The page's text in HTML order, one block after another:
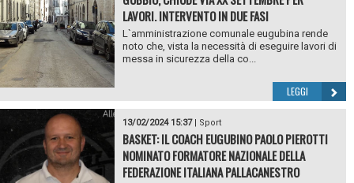
LAVORI. INTERVENTO IN DUE FASI
L`amministrazione comunale eugubina rende
noto che, vista la necessità di eseguire lavori di
messa in sicurezza della co...
LEGGI
13/02/2024 15:37| Sport
BASKET: IL COACH EUGUBINO PAOLO PIEROTTI
NOMINATO FORMATORE NAZIONALE DELLA
FEDERAZIONE ITALIANA PALLACANESTRO